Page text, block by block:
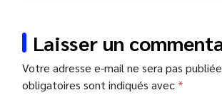
Laisser un
Votre adresse e-mail ne sera pas
obligatoires sont indiqués avec *